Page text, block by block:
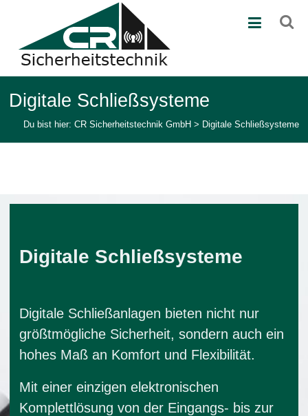
Sicherheitstechnik
GmbH
Ihr
Partner
Digitale Schließsysteme
Du bist hier: CR Sicherheitstechnik GmbH > Digitale Schließsysteme
Digitale Schließsysteme
Digitale Schließanlagen bieten nicht nur
größtmögliche Sicherheit, sondern auch ein
hohes Maß an Komfort und Flexibilität.
Mit einer einzigen elektronischen
Komplettlösung von der Eingangs- bis zur